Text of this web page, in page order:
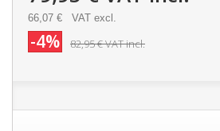
66,07 € VAT excl.
-4% 82,95 €VAT incl.